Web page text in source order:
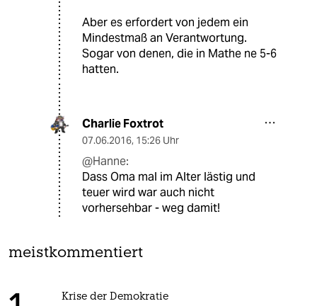
Aber es erfordert von jedem ein
Mindestmaß an Verantwortung.
Sogar von denen, die in Mathe ne 5-6
hatten.
Charlie Foxtrot
07.06.2016, 15:26 Uhr
@Hanne:
Dass Oma mal im Alter lästig und
teuer wird war auch nicht
vorhersehbar - weg damit!
meistkommentiert
Krise der Demokratie